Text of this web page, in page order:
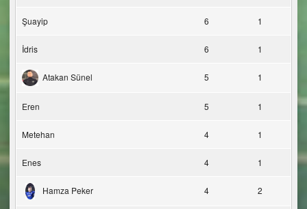
Şuayip 6 1
İdris 6 1
Atakan Sünel 5 1
Eren 5 1
Metehan 4 1
Enes 4 1
Hamza Peker 4 2